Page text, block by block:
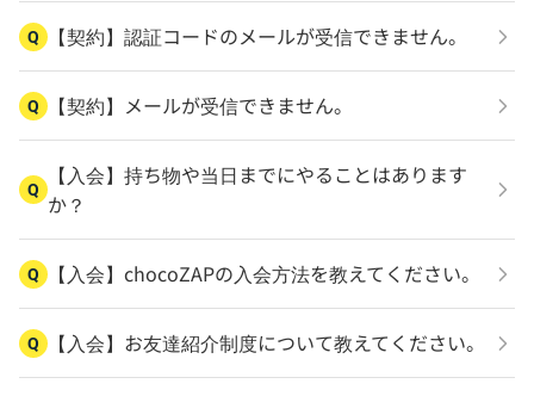
Q 【契約】認証コードのメールが受信できません。
Q 【契約】メールが受信できません。
Q
【入会】持ち物や当日までにやることはあります
か？
Q 【入会】chocoZAPの入会方法を教えてください。
Q 【入会】お友達紹介制度について教えてください。